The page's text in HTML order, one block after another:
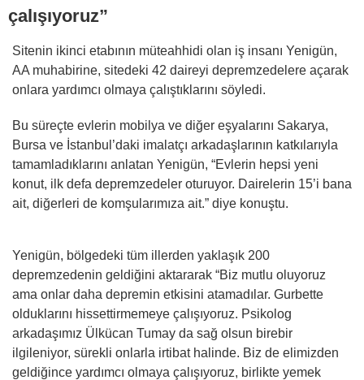
çalışıyoruz”
Sitenin ikinci etabının müteahhidi olan iş insanı Yenigün,
AA muhabirine, sitedeki 42 daireyi depremzedelere açarak
onlara yardımcı olmaya çalıştıklarını söyledi.
Bu süreçte evlerin mobilya ve diğer eşyalarını Sakarya,
Bursa ve İstanbul’daki imalatçı arkadaşlarının katkılarıyla
tamamladıklarını anlatan Yenigün, “Evlerin hepsi yeni
konut, ilk defa depremzedeler oturuyor. Dairelerin 15’i bana
ait, diğerleri de komşularımıza ait.” diye konuştu.
Yenigün, bölgedeki tüm illerden yaklaşık 200
depremzedenin geldiğini aktararak “Biz mutlu oluyoruz
ama onlar daha depremin etkisini atamadılar. Gurbette
olduklarını hissettirmemeye çalışıyoruz. Psikolog
arkadaşımız Ülkücan Tumay da sağ olsun birebir
ilgileniyor, sürekli onlarla irtibat halinde. Biz de elimizden
geldiğince yardımcı olmaya çalışıyoruz, birlikte yemek